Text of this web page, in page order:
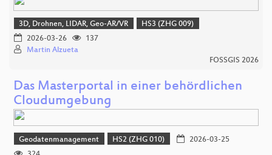
3D, Drohnen, LIDAR, Geo-AR/VR
HS3 (ZHG 009)
2026-03-26
137
Martin Alzueta
FOSSGIS 2026
Das Masterportal in einer behördlichen
Cloudumgebung
Geodatenmanagement HS2 (ZHG 010)
2026-03-25